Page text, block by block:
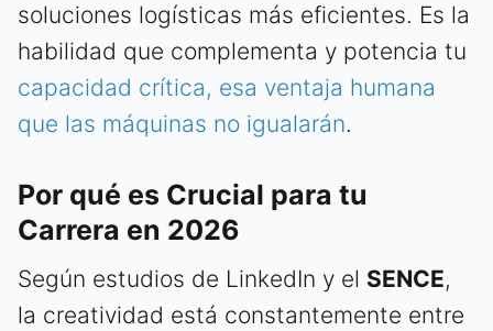
soluciones logísticas más eficientes. Es la
habilidad que complementa y potencia tu
capacidad crítica, esa ventaja humana
que las máquinas no igualarán.
Por qué es Crucial para tu
Carrera en 2026
Según estudios de LinkedIn y el SENCE,
la creatividad está constantemente entre